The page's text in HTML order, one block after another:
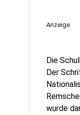
Anzeige
Die
Der
wurde